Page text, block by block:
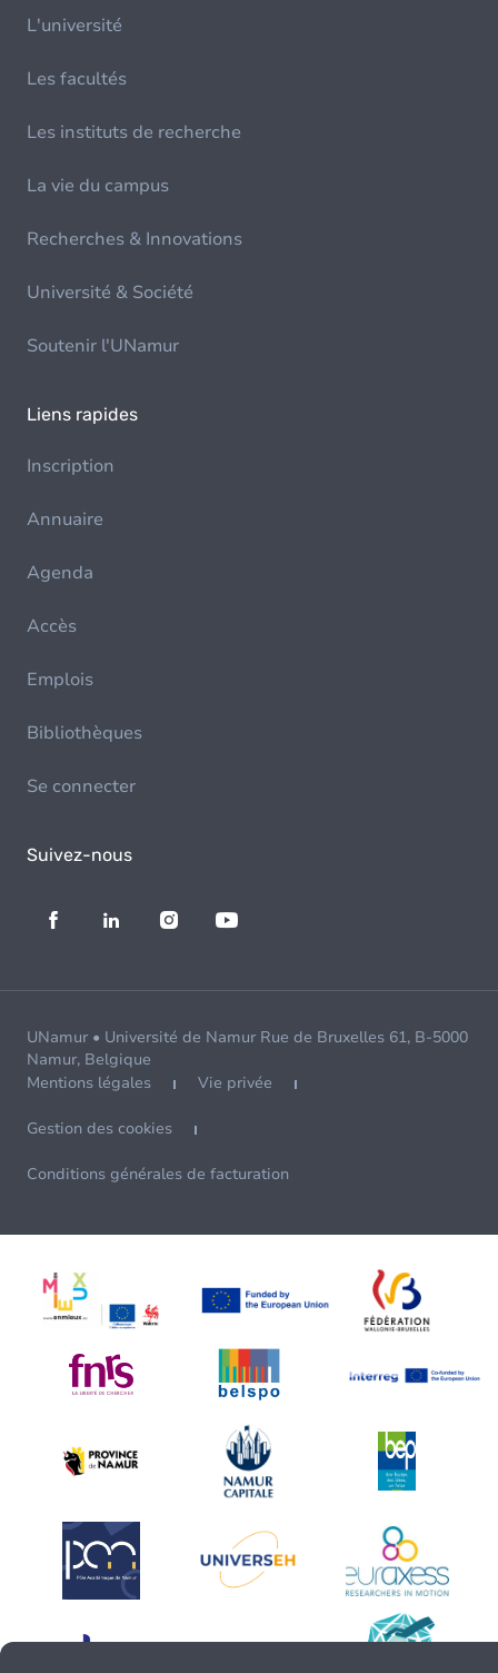
L'université
Les facultés
Les instituts de recherche
La vie du campus
Recherches & Innovations
Université & Société
Soutenir l'UNamur
Liens rapides
Inscription
Annuaire
Agenda
Accès
Emplois
Bibliothèques
Se connecter
Suivez-nous
UNamur • Université de Namur Rue de Bruxelles 61, B-5000
Namur, Belgique
Mentions légales
Vie privée
Gestion des cookies
Conditions générales de facturation